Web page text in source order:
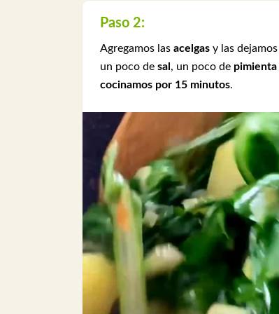
Paso 2:
Agregamos las acelgas y las dejamos
un poco de sal , un poco de pimienta
cocinamos por 15 minutos.